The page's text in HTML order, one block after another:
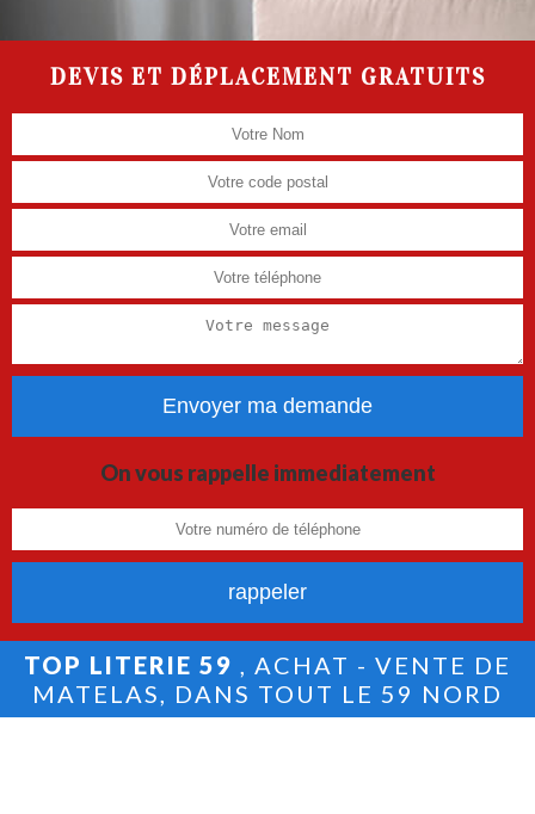
DEVIS ET DÉPLACEMENT GRATUITS
On vous rappelle immediatement
TOP LITERIE 59 , ACHAT - VENTE DE
MATELAS, DANS TOUT LE 59 NORD